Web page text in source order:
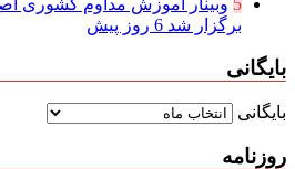
برگزار شد 6 روز پیش
بایگانی
بایگانی
روزنامه